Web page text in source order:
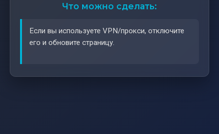
Что можно сделать:
Если вы используете VPN/прокси, отключите
его и обновите страницу.